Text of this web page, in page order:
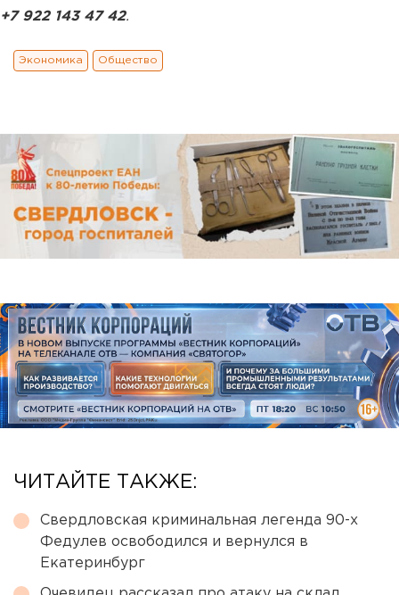
+7 922 143 47 42.
Экономика Общество
ЧИТАЙТЕ ТАКЖЕ:
Свердловская криминальная легенда 90-х
Федулев освободился и вернулся в
Екатеринбург